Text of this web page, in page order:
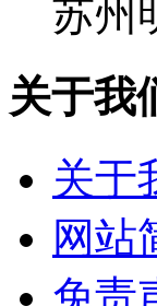
苏州
关于我
关于
网站